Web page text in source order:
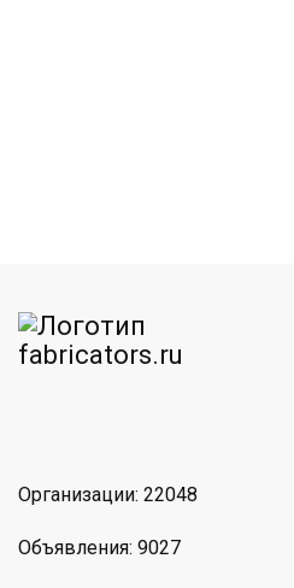
Организации: 22048
Объявления: 9027